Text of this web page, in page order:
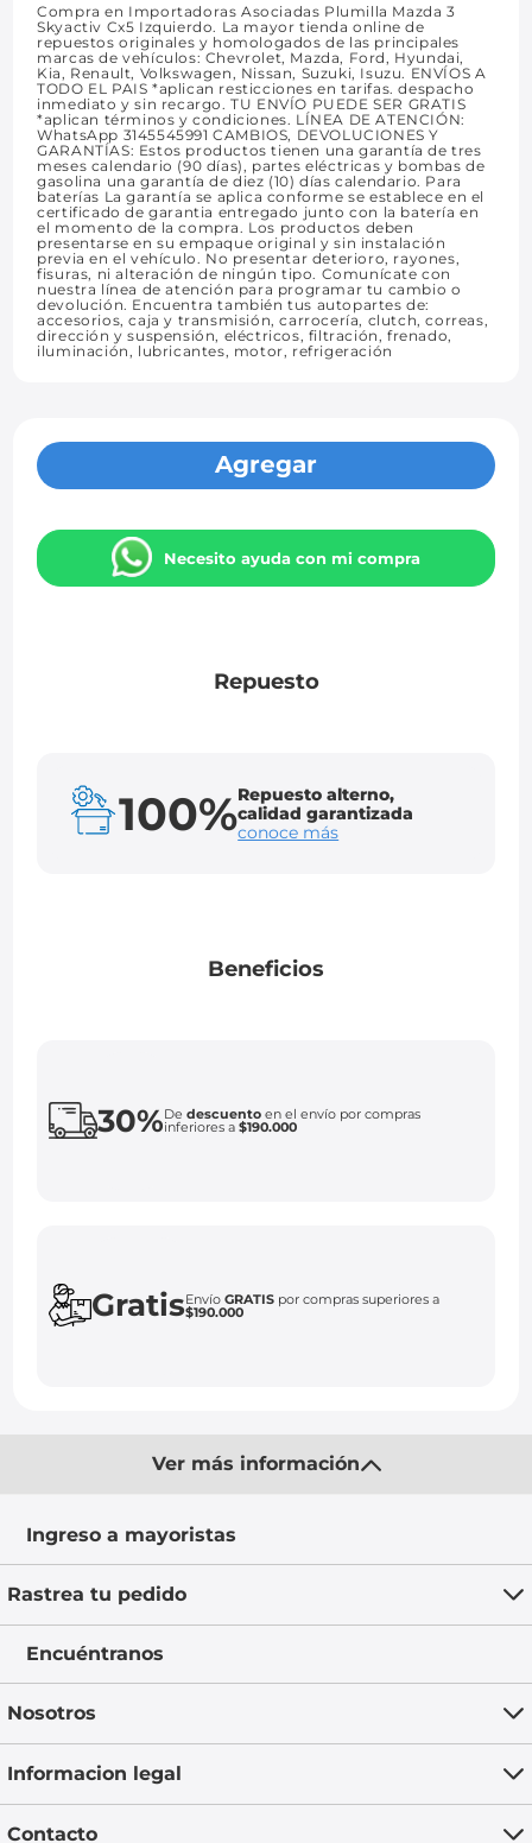
Compra en Importadoras Asociadas Plumilla Mazda 3
Skyactiv Cx5 Izquierdo. La mayor tienda online de
repuestos originales y homologados de las principales
marcas de vehículos: Chevrolet, Mazda, Ford, Hyundai,
Kia, Renault, Volkswagen, Nissan, Suzuki, Isuzu. ENVÍOS A
TODO EL PAIS *aplican resticciones en tarifas. despacho
inmediato y sin recargo. TU ENVÍO PUEDE SER GRATIS
*aplican términos y condiciones. LÍNEA DE ATENCIÓN:
WhatsApp 3145545991 CAMBIOS, DEVOLUCIONES Y
GARANTÍAS: Estos productos tienen una garantía de tres
meses calendario (90 días), partes eléctricas y bombas de
gasolina una garantía de diez (10) días calendario. Para
baterías La garantía se aplica conforme se establece en el
certificado de garantia entregado junto con la batería en
el momento de la compra. Los productos deben
presentarse en su empaque original y sin instalación
previa en el vehículo. No presentar deterioro, rayones,
fisuras, ni alteración de ningún tipo. Comunícate con
nuestra línea de atención para programar tu cambio o
devolución. Encuentra también tus autopartes de:
accesorios, caja y transmisión, carrocería, clutch, correas,
dirección y suspensión, eléctricos, filtración, frenado,
iluminación, lubricantes, motor, refrigeración
Agregar
Necesito ayuda con mi compra
Repuesto
100%Repuesto alterno,
calidad garantizada
conoce más
Beneficios
30%Dedescuento en el envío por compras
inferiores a$190.000
GratisEnvíoGRATIS por compras superiores a
$190.000
Ver más información
Ingreso a mayoristas
Rastrea tu pedido
Encuéntranos
Nosotros
Informacion legal
Contacto